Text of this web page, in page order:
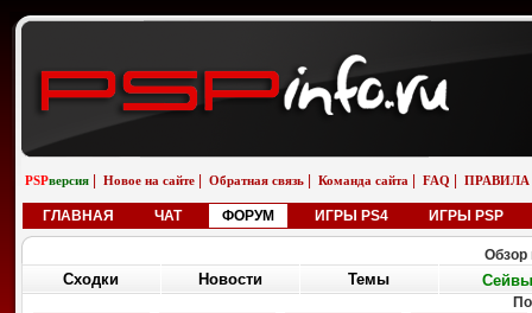
PSPверсия Новое на сайте Обратная связь Команда сайта FAQ ПРАВИЛА
ГЛАВНАЯ ЧАТ ФОРУМ ИГРЫ PS4 ИГРЫ PSP
Обзор
Сходки Новости Темы Сейвы